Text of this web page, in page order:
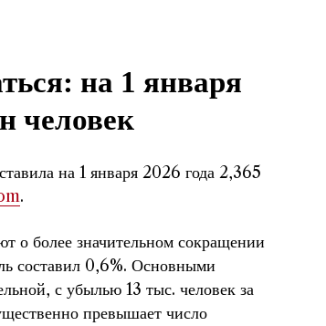
на 1 января
человек
на 1 января 2026 года 2,365
.
о более значительном сокращении
составил 0,6%. Основными
с убылью 13 тыс. человек за
превышает число